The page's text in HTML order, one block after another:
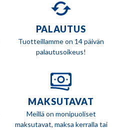
PALAUTUS
Tuotteillamme on 14 päivän
palautusoikeus!
MAKSUTAVAT
Meillä on monipuoliset
maksutavat, maksa kerralla tai